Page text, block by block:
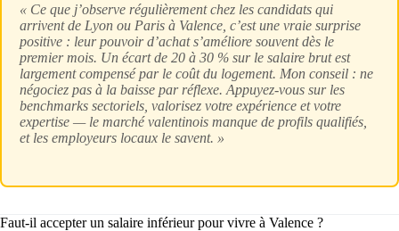
« Ce que j’observe régulièrement chez les candidats qui
arrivent de Lyon ou Paris à Valence, c’est une vraie surprise
positive : leur pouvoir d’achat s’améliore souvent dès le
premier mois. Un écart de 20 à 30 % sur le salaire brut est
largement compensé par le coût du logement. Mon conseil : ne
négociez pas à la baisse par réflexe. Appuyez-vous sur les
benchmarks sectoriels, valorisez votre expérience et votre
expertise — le marché valentinois manque de profils qualifiés,
et les employeurs locaux le savent. »
Faut-il accepter un salaire inférieur pour vivre à Valence ?